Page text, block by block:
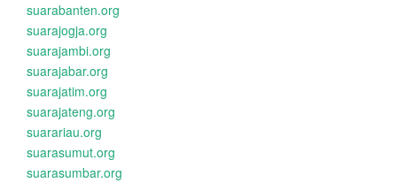
suarabanten.org
suarajogja.org
suarajambi.org
suarajabar.org
suarajatim.org
suarajateng.org
suarariau.org
suarasumut.org
suarasumbar.org